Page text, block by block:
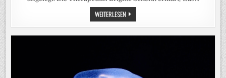
WEITERLESEN LEBENSWICHTIGE
FÄHIGKEITEN:
„ELTERN
SIND
KINDER“